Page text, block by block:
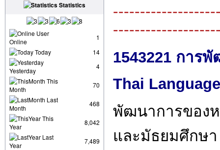
Statistics
User
Online
1
Today
14
Yesterday
4
This
Month
70
Last
Month
468
This
Year
8,042
Last
Year
7,489
1543221 การ
Thai
พัฒนาการของ
และมัธยมศึกษ